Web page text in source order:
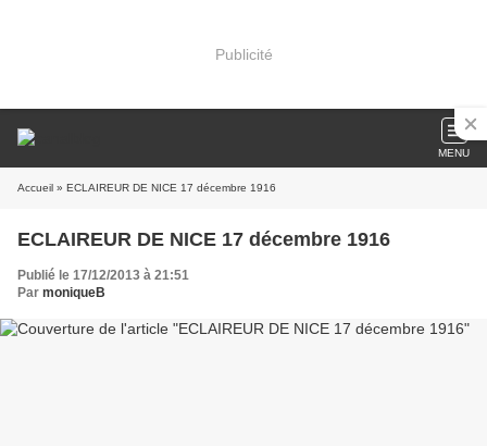
Publicité
MENU
Accueil » ECLAIREUR DE NICE 17 décembre 1916
ECLAIREUR DE NICE 17 décembre 1916
Publié le 17/12/2013 à 21:51
Par moniqueB